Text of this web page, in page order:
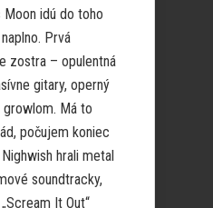
Moon idú do toho
Prvá
zostra – opulentná
gitary, operný
Má to
počujem koniec
hrali metal
soundtracky,
It Out“